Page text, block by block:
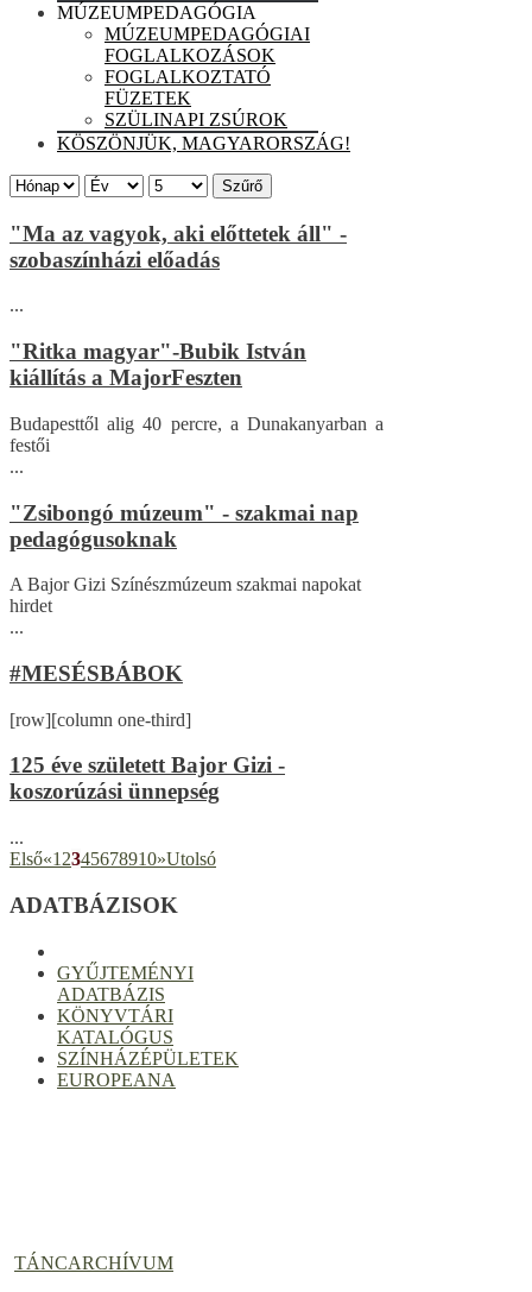
MÚZEUMPEDAGÓGIA
MÚZEUMPEDAGÓGIAI
FOGLALKOZÁSOK
FOGLALKOZTATÓ
FÜZETEK
SZÜLINAPI ZSÚROK
KÖSZÖNJÜK, MAGYARORSZÁG!
Szűrő
"Ma az vagyok, aki előttetek áll" -
szobaszínházi előadás
...
"Ritka magyar"-Bubik István
kiállítás a MajorFeszten
Budapesttől alig 40 percre, a Dunakanyarban a
festői
...
"Zsibongó múzeum" - szakmai nap
pedagógusoknak
A Bajor Gizi Színészmúzeum szakmai napokat
hirdet
...
#MESÉSBÁBOK
[row][column one-third]
125 éve született Bajor Gizi -
koszorúzási ünnepség
...
Első«1 2345678910»Utolsó
ADATBÁZISOK
GYŰJTEMÉNYI
ADATBÁZIS
KÖNYVTÁRI
KATALÓGUS
SZÍNHÁZÉPÜLETEK
EUROPEANA
TÁNCARCHÍVUM